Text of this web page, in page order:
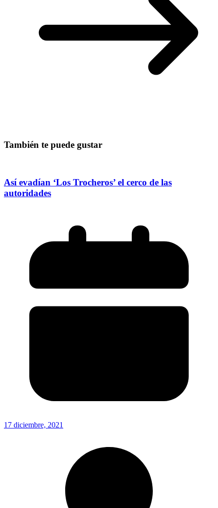
También te puede gustar
Así evadían ‘Los Trocheros’ el cerco de las
autoridades
17 diciembre, 2021